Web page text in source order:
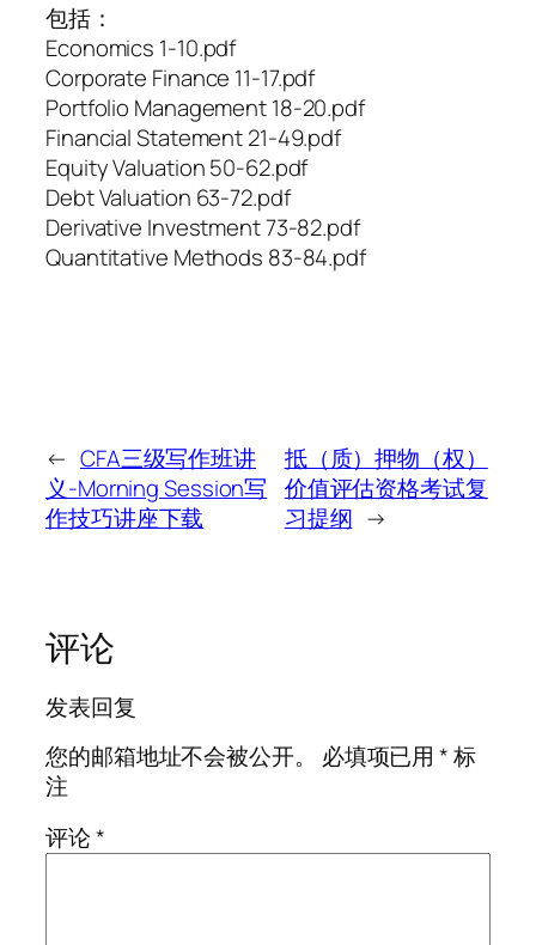
包括：
Economics 1-10.pdf
Corporate Finance 11-17.pdf
Portfolio Management 18-20.pdf
Financial Statement 21-49.pdf
Equity Valuation 50-62.pdf
Debt Valuation 63-72.pdf
Derivative Investment 73-82.pdf
Quantitative Methods 83-84.pdf
← CFA三级写作班讲
义-Morning Session写
作技巧讲座下载
抵（质）押物（权）
价值评估资格考试复
习提纲 →
评论
发表回复
您的邮箱地址不会被公开。
必填项已用*标
注
评论*